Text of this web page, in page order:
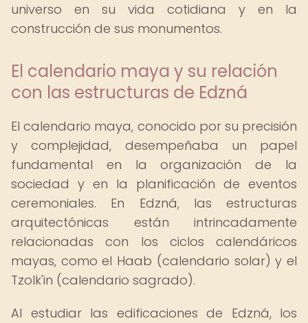
universo en su vida cotidiana y en la
construcción de sus monumentos.
El calendario maya y su relación
con las estructuras de Edzná
El calendario maya, conocido por su precisión
y complejidad, desempeñaba un papel
fundamental en la organización de la
sociedad y en la planificación de eventos
ceremoniales. En Edzná, las estructuras
arquitectónicas están intrincadamente
relacionadas con los ciclos calendáricos
mayas, como el Haab (calendario solar) y el
Tzolk'in (calendario sagrado).
Al estudiar las edificaciones de Edzná, los